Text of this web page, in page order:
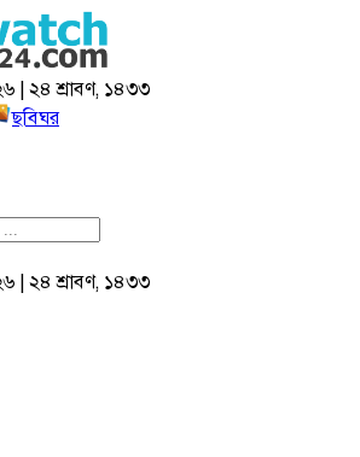
| ২৪ শ্রাবণ, ১৪৩৩
ছবিঘর
| ২৪ শ্রাবণ, ১৪৩৩